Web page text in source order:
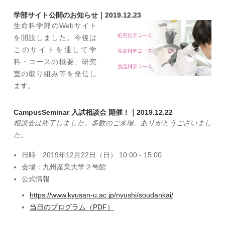
学部サイト公開のお知らせ｜2019.12.23
生命科学部のWebサイト
を開設しました。今後は
このサイトを通して学
科・コースの概要、研究
室の取り組み等を発信し
ます。
CampusSeminar 入試相談会 開催！｜2019.12.22
相談会は終了しました。多数のご来場、ありがとうございまし
た。
日時 2019年12月22日（日） 10:00 - 15:00
会場：九州産業大学２号館
公式情報
https://www.kyusan-u.ac.jp/nyushi/soudankai/
当日のプログラム（PDF）